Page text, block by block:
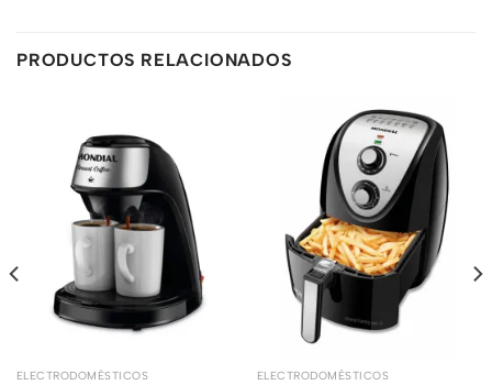
PRODUCTOS RELACIONADOS
ELECTRODOMÉSTICOS ELECTRODOMÉSTICOS